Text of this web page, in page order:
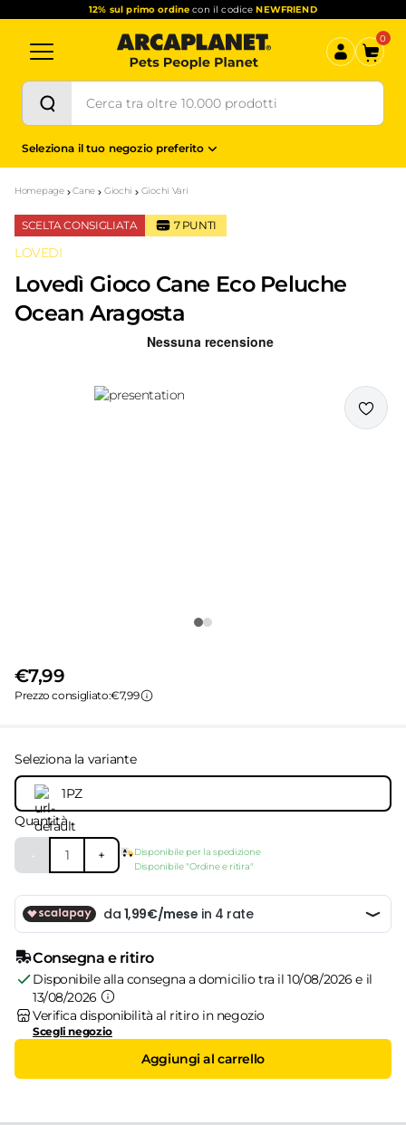
12% sul primo ordine con il codiceNEWFRIEND
0
Seleziona il tuo negozio preferito
Homepage Cane Giochi Giochi Vari
SCELTA CONSIGLIATA 7PUNTI
LOVEDI
Lovedì Gioco Cane Eco Peluche
Ocean Aragosta
Recensioni Truspilot del prodotto
€7,99
Prezzo consigliato:€7,99
Seleziona la variante
1PZ
Quantità
1 +
Disponibile per la spedizione
Disponibile "Ordine e ritira"
Consegna e ritiro
Disponibile alla consegna a domicilio tra il 10/08/2026 e il
13/08/2026
Verifica disponibilità al ritiro in negozio
Scegli negozio
Aggiungi al carrello